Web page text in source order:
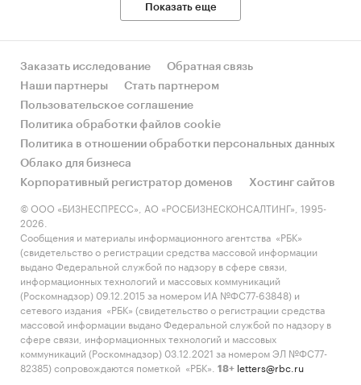
Показать еще
Заказать исследование
Обратная связь
Наши партнеры
Стать партнером
Пользовательское соглашение
Политика обработки файлов cookie
Политика в отношении обработки персональных данных
Облако для бизнеса
Корпоративный регистратор доменов
Хостинг сайтов
© ООО «БИЗНЕСПРЕСС», АО «РОСБИЗНЕСКОНСАЛТИНГ», 1995-
2026.
Сообщения и материалы информационного агентства «РБК»
(свидетельство о регистрации средства массовой информации
выдано Федеральной службой по надзору в сфере связи,
информационных технологий и массовых коммуникаций
(Роскомнадзор) 09.12.2015 за номером ИА №ФС77-63848) и
сетевого издания «РБК» (свидетельство о регистрации средства
массовой информации выдано Федеральной службой по надзору в
сфере связи, информационных технологий и массовых
коммуникаций (Роскомнадзор) 03.12.2021 за номером ЭЛ №ФС77-
82385) сопровождаются пометкой «РБК».
18+ letters@rbc.ru